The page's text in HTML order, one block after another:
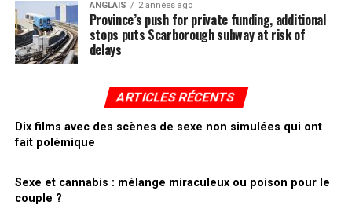
ANGLAIS 2 années ago
Province’s push for private funding, additional
stops puts Scarborough subway at risk of
delays
ARTICLES RÉCENTS
Dix films avec des scènes de sexe non simulées qui ont
fait polémique
Sexe et cannabis : mélange miraculeux ou poison pour le
couple ?